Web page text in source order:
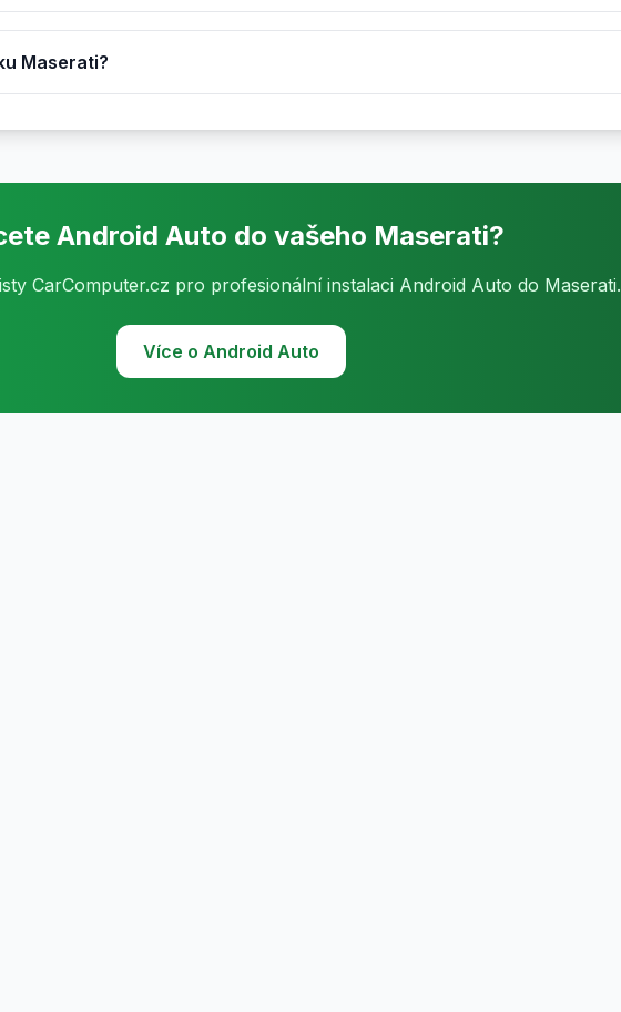
Maserati?
Android Auto do vašeho Maserati?
CarComputer.cz pro profesionální instalaci Android Auto do Maserati.
Více o Android Auto